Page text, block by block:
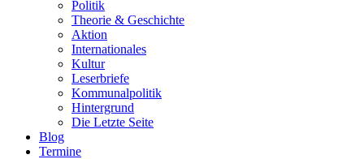
Politik
Theorie & Geschichte
Aktion
Internationales
Kultur
Leserbriefe
Kommunalpolitik
Hintergrund
Die Letzte Seite
Blog
Termine